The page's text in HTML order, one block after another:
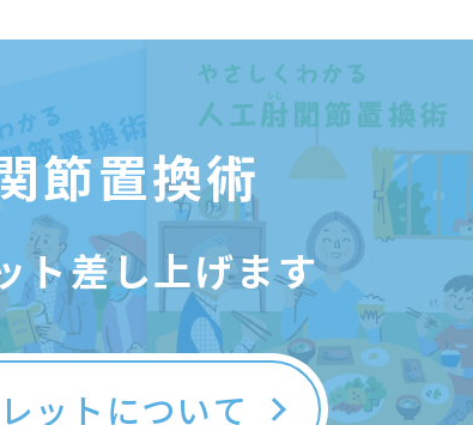
節置換術
ト差し上げます
ットについて